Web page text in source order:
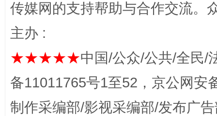
东山县通报“牛蛙产品抗生素超标问题” 法
传媒网的支持帮助与合作交流。
主办 :
★★★★★中国/公众/公共/全民/
备11011765号1至52，京公网安
制作采编部/影视采编部/发布广